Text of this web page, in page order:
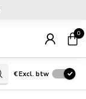
0
€Excl. btw